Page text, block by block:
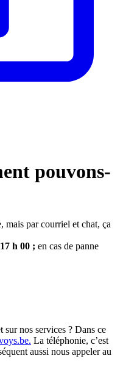
pouvons-
mais par courriel et chat, ça
h 00 ; en cas de panne
nos services ? Dans ce
La téléphonie, c’est
aussi nous appeler au